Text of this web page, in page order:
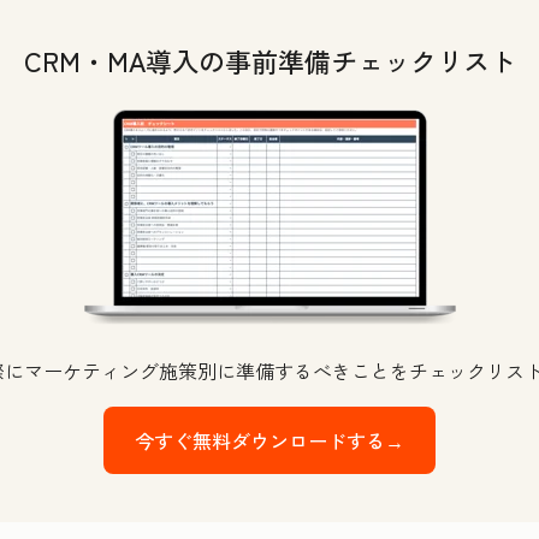
CRM・MA導入の事前準備チェックリスト
マーケティング施策別に準備するべきことをチェックリス
今すぐ無料ダウンロードする→